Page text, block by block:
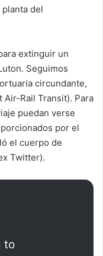
del
extinguir un
Seguimos
circundante,
Air-Rail Transit). Para
puedan verse
por el
el cuerpo de
Twitter).
to